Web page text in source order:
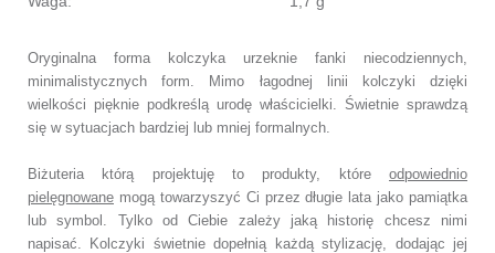
Oryginalna forma kolczyka urzeknie fanki niecodziennych,
minimalistycznych form.
Mimo łagodnej linii kolczyki dzięki
wielkości pięknie podkreślą urodę właścicielki. Świetnie sprawdzą
się w sytuacjach bardziej lub mniej formalnych.
Biżuteria którą projektuję to produkty, które odpowiednio
pielęgnowane mogą towarzyszyć Ci przez długie lata jako pamiątka
lub symbol. Tylko od Ciebie zależy jaką historię chcesz nimi
napisać.
Kolczyki świetnie dopełnią każdą stylizację, dodając jej